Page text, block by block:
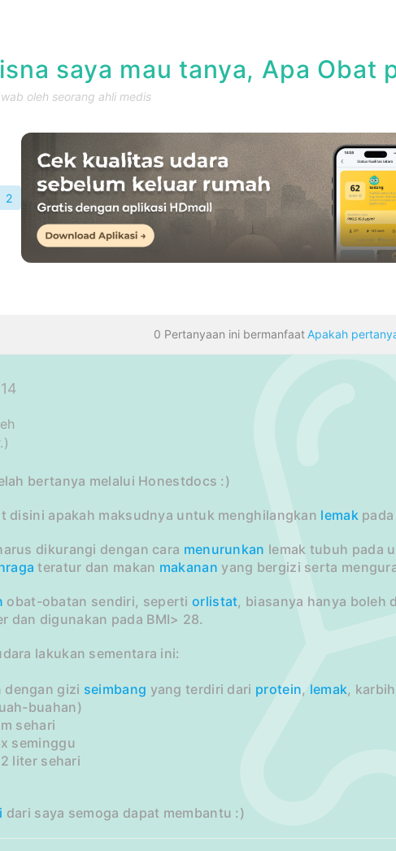
saya mau tanya, Apa Obat
oleh seorang ahli medis
2
0 Pertanyaan ini bermanfaat Apakah
bertanya melalui Honestdocs :)
disini apakah maksudnya untuk menghilangkan lemakpada
dikurangi dengan cara menurunkan lemak tubuh pada
teratur dan makan makanan yang bergizi serta
obat-obatan sendiri, sepertiorlistat, biasanya hanya boleh
dan digunakan pada BMI> 28.
lakukan sementara ini:
dengan gizi seimbang yang terdiri dari protein, lemak,
buahan)
sehari
seminggu
liter sehari
dari saya semoga dapat membantu :)